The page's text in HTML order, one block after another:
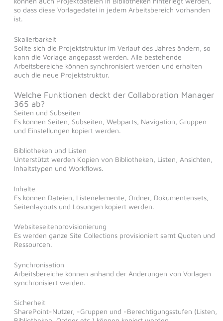
so dass diese Vorlagedatei in jedem Arbeitsbereich vorhanden
ist.
Skalierbarkeit
Sollte sich die Projektstruktur im Verlauf des Jahres ändern, so
kann die Vorlage angepasst werden. Alle bestehende
Arbeitsbereiche können synchronisiert werden und erhalten
auch die neue Projektstruktur.
Welche Funktionen deckt der Collaboration Manager
365 ab?
Seiten und Subseiten
Es können Seiten, Subseiten, Webparts, Navigation, Gruppen
und Einstellungen kopiert werden.
Bibliotheken und Listen
Unterstützt werden Kopien von Bibliotheken, Listen, Ansichten,
Inhaltstypen und Workflows.
Inhalte
Es können Dateien, Listenelemente, Ordner, Dokumentensets,
Seitenlayouts und Lösungen kopiert werden.
Websiteseitenprovisionierung
Es werden ganze Site Collections provisioniert samt Quoten und
Ressourcen.
Synchronisation
Arbeitsbereiche können anhand der Änderungen von Vorlagen
synchronisiert werden.
Sicherheit
SharePoint-Nutzer, -Gruppen und -Berechtigungsstufen (Listen,